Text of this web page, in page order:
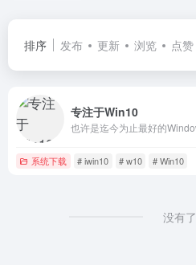
排序 发布 更新 浏览 点赞
专注于Win10
系统下载 # iwin10 # w10 # Win10
没有了